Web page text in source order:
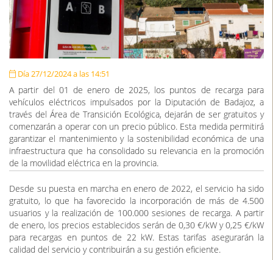
Día 27/12/2024 a las 14:51
A partir del 01 de enero de 2025, los puntos de recarga para
vehículos eléctricos impulsados por la Diputación de Badajoz, a
través del Área de Transición Ecológica, dejarán de ser gratuitos y
comenzarán a operar con un precio público. Esta medida permitirá
garantizar el mantenimiento y la sostenibilidad económica de una
infraestructura que ha consolidado su relevancia en la promoción
de la movilidad eléctrica en la provincia.
Desde su puesta en marcha en enero de 2022, el servicio ha sido
gratuito, lo que ha favorecido la incorporación de más de 4.500
usuarios y la realización de 100.000 sesiones de recarga. A partir
de enero, los precios establecidos serán de 0,30 €/kW y 0,25 €/kW
para recargas en puntos de 22 kW. Estas tarifas asegurarán la
calidad del servicio y contribuirán a su gestión eficiente.